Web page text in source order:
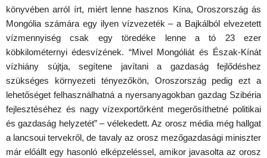
könyvében arról írt, miért lenne hasznos Kína, Oroszország ás
Mongólia számára egy ilyen vízvezeték – a Bajkálból elvezetett
vízmennyiség csak egy töredéke lenne a tó 23 ezer
köbkilométernyi édesvízének. “Mivel Mongóliát és Észak-Kínát
vízhiány sújtja, segítene javítani a gazdaság fejlődéshez
szükséges környezeti tényezőkön, Oroszország pedig ezt a
lehetőséget felhasználhatná a nyersanyagokban gazdag Szibéria
fejlesztéséhez és nagy vízexportőrként megerősíthetné politikai
és gazdaság helyzetét” – vélekedett. Az orosz média még hallgat
a lancsoui tervekről, de tavaly az orosz mezőgazdasági miniszter
már előállt egy hasonló elképzeléssel, amikor javasolta az orosz